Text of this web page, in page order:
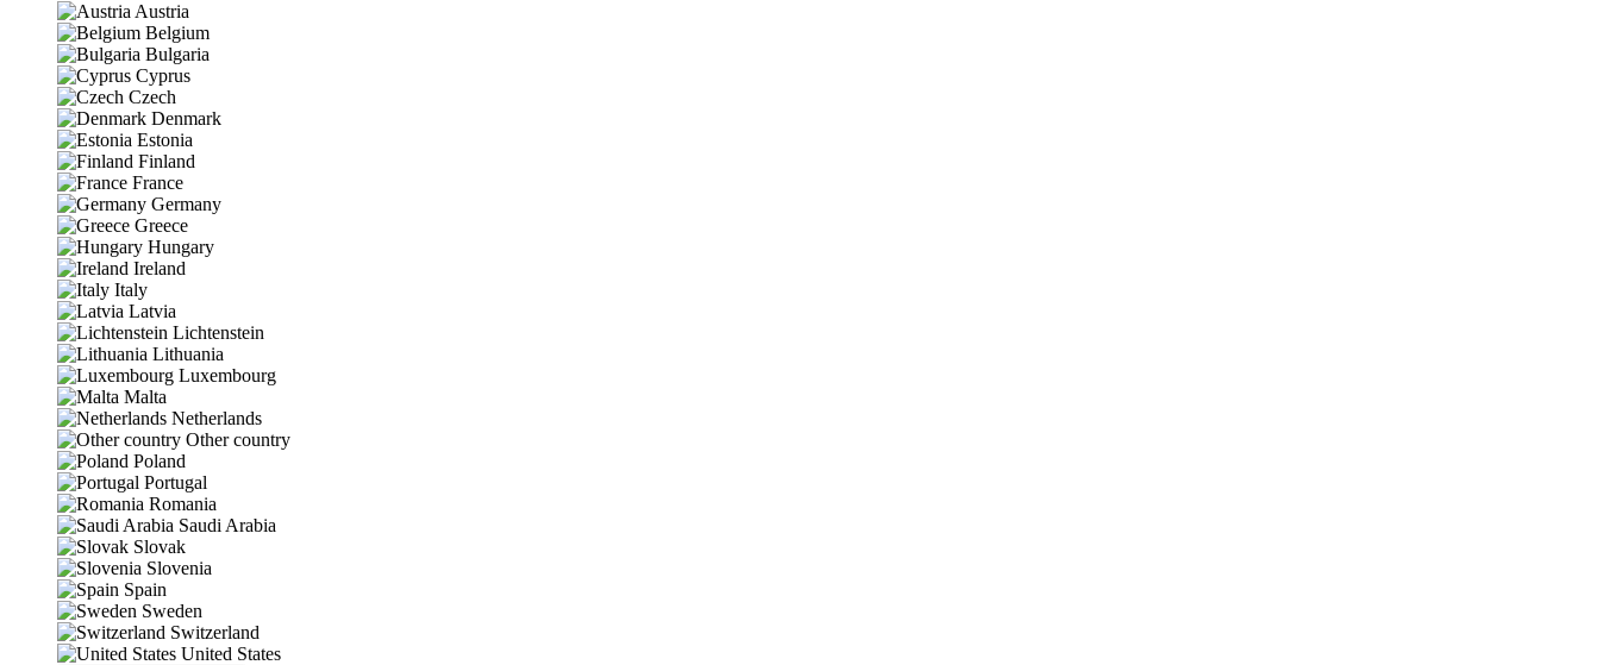
Austria
Belgium
Bulgaria
Cyprus
Czech
Denmark
Estonia
Finland
France
Germany
Greece
Hungary
Ireland
Italy
Latvia
Lichtenstein
Lithuania
Luxembourg
Malta
Netherlands
Other country
Poland
Portugal
Romania
Saudi Arabia
Slovak
Slovenia
Spain
Sweden
Switzerland
United States